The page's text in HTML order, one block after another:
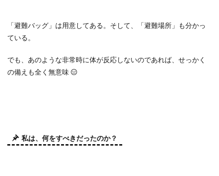
「避難バッグ」は用意してある。そして、「避難場所」も分かっ
ている。
でも、あのような非常時に体が反応しないのであれば、せっかく
の備えも全く無意味 😑
私は、何をすべきだったのか？